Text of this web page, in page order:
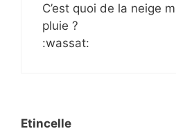
C’est quoi de la neige
pluie ?
:wassat:
Etincelle